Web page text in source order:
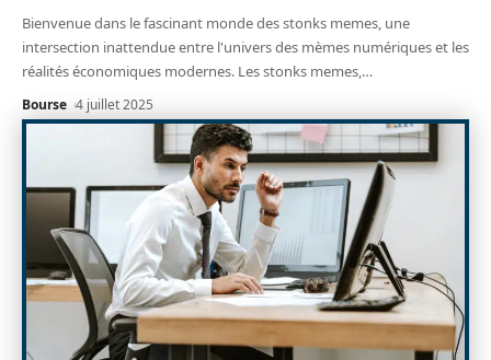
Bienvenue dans le fascinant monde des stonks memes, une
intersection inattendue entre l'univers des mèmes numériques et les
réalités économiques modernes. Les stonks memes,…
Bourse 4 juillet 2025